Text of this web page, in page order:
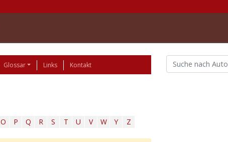
Glossar Links Kontakt
O P Q R S T U V W Y Z